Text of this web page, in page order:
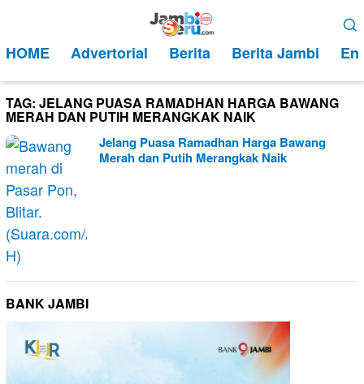
kontenMobile
HOME Advertorial Berita Berita Jambi
TAG: JELANG PUASA RAMADHAN HARGA BAWANG
MERAH DAN PUTIH MERANGKAK NAIK
Jelang Puasa Ramadhan Harga Bawang
Merah dan Putih Merangkak Naik
BANK JAMBI